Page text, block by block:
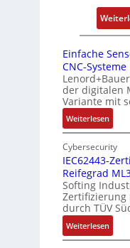
Einfache
CNC-Systeme
der digitalen
Variante mit
Weiterlesen:
E
i
n
a
c
h
e
S
Cybersecurity
IEC62443-
Reifegrad
Softing
Zertifizierung
durch TÜV
Weiterlesen:
I